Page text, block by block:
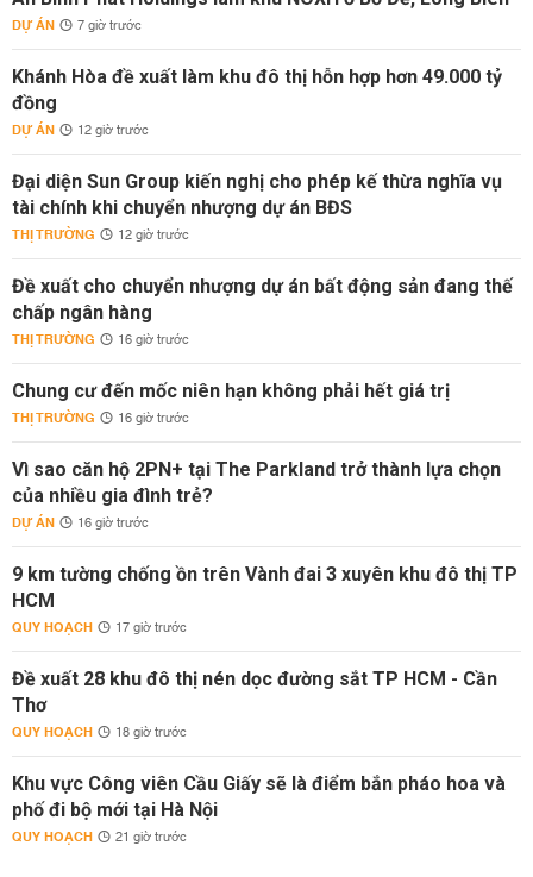
DỰ ÁN 7 giờ trước
Khánh Hòa đề xuất làm khu đô thị hỗn hợp hơn 49.000 tỷ
đồng
DỰ ÁN 12 giờ trước
Đại diện Sun Group kiến nghị cho phép kế thừa nghĩa vụ
tài chính khi chuyển nhượng dự án BĐS
THỊ TRƯỜNG 12 giờ trước
Đề xuất cho chuyển nhượng dự án bất động sản đang thế
chấp ngân hàng
THỊ TRƯỜNG 16 giờ trước
Chung cư đến mốc niên hạn không phải hết giá trị
THỊ TRƯỜNG 16 giờ trước
Vì sao căn hộ 2PN+ tại The Parkland trở thành lựa chọn
của nhiều gia đình trẻ?
DỰ ÁN 16 giờ trước
9 km tường chống ồn trên Vành đai 3 xuyên khu đô thị TP
HCM
QUY HOẠCH 17 giờ trước
Đề xuất 28 khu đô thị nén dọc đường sắt TP HCM - Cần
Thơ
QUY HOẠCH 18 giờ trước
Khu vực Công viên Cầu Giấy sẽ là điểm bắn pháo hoa và
phố đi bộ mới tại Hà Nội
QUY HOẠCH 21 giờ trước